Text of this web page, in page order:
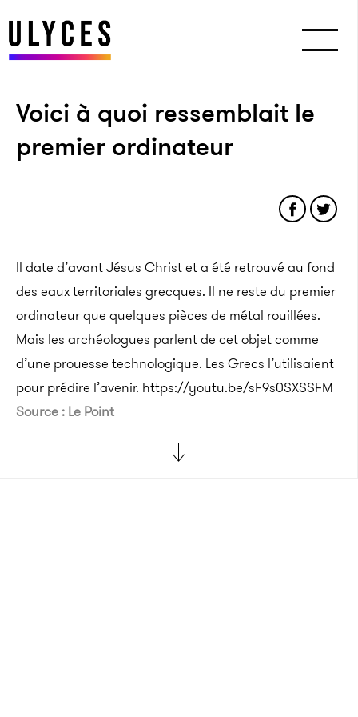
Voici à quoi ressemblait le
premier ordinateur
Il date d’avant Jésus Christ et a été retrouvé au fond
des eaux territoriales grecques. Il ne reste du premier
ordinateur que quelques pièces de métal rouillées.
Mais les archéologues parlent de cet objet comme
d’une prouesse technologique. Les Grecs l’utilisaient
pour prédire l’avenir. https://youtu.be/sF9s0SXSSFM
Source : Le Point